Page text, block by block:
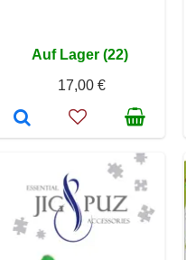
Auf Lager (22)
17,00 €